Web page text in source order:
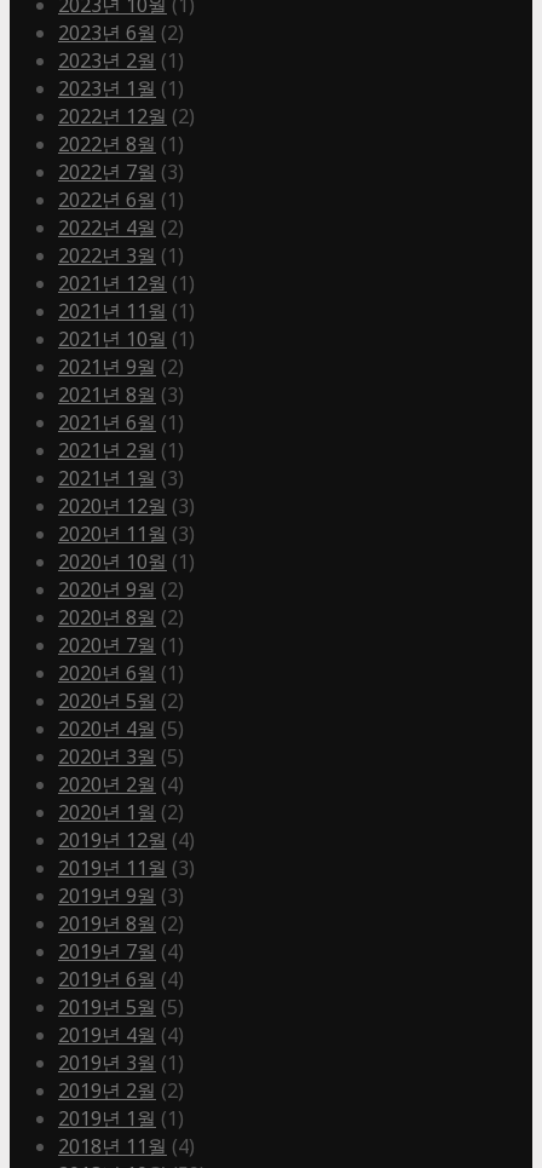
2023년 6월 (2)
2023년 2월 (1)
2023년 1월 (1)
2022년 12월 (2)
2022년 8월 (1)
2022년 7월 (3)
2022년 6월 (1)
2022년 4월 (2)
2022년 3월 (1)
2021년 12월 (1)
2021년 11월 (1)
2021년 10월 (1)
2021년 9월 (2)
2021년 8월 (3)
2021년 6월 (1)
2021년 2월 (1)
2021년 1월 (3)
2020년 12월 (3)
2020년 11월 (3)
2020년 10월 (1)
2020년 9월 (2)
2020년 8월 (2)
2020년 7월 (1)
2020년 6월 (1)
2020년 5월 (2)
2020년 4월 (5)
2020년 3월 (5)
2020년 2월 (4)
2020년 1월 (2)
2019년 12월 (4)
2019년 11월 (3)
2019년 9월 (3)
2019년 8월 (2)
2019년 7월 (4)
2019년 6월 (4)
2019년 5월 (5)
2019년 4월 (4)
2019년 3월 (1)
2019년 2월 (2)
2019년 1월 (1)
2018년 11월 (4)